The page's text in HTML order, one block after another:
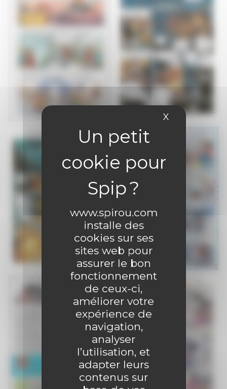
www.spirou.com
installe des
cookies sur ses
sites web pour
assurer le bon
fonctionnement
de ceux-ci,
améliorer votre
expérience de
navigation,
analyser
l’utilisation, et
adapter leurs
contenus sur
X Masquer le